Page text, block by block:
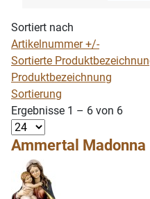
Sortiert nach
Artikelnummer +/-
Sortierte
Produktbezeichnung
Sortierung
Ergebnisse 1 – 6 von 6
Ammertal Madonna